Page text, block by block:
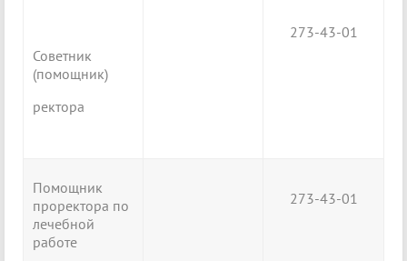
Советник
(помощник)
ректора
273-43-01
Помощник
проректора по
лечебной
работе
273-43-01